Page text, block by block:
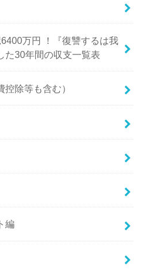
万円 ！『復讐するは我
た30年間の収支一覧表
除等も含む）
編